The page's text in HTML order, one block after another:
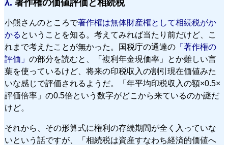
λ. 著作権の価値評価と相続税
小熊さんのところで著作権は無体財産権として相続税がか
かる ということを知る。考えてみれば当たり前だけど、こ
れまで考えたことが無かった。国税庁の通達の 「著作権の
評価」 の部分を読むと、「複利年金現価率」とか難しい言
葉を使っているけど、将来の印税収入の割引現在価値みた
いな感じで評価されるようだ。「年平均印税収入の額×0.5×
評価倍率」の0.5倍という数字がどこから来ているのか謎だ
けど。
それから、その形算式に権利の存続期間が全く入っていな
いという話ですが、「相続税は資産すなわち経済的価値へ